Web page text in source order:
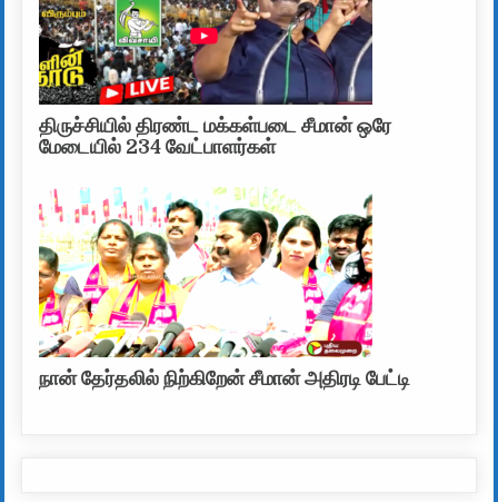
திருச்சியில் திரண்ட மக்கள்படை சீமான் ஒரே
மேடையில் 234 வேட்பாளர்கள்
நான் தேர்தலில் நிற்கிறேன் சீமான் அதிரடி பேட்டி